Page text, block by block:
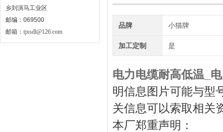
乡刘演马工业区
邮编：069500
邮箱： tjxsdl@126.com
品牌 小猫牌
加工定制 是
电力电缆耐高低温_
明信息图片可能与型
关信息可以索取相关
本厂郑重声明：